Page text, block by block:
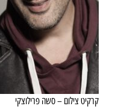
קרקיט צילום – סשה פרילוצקי